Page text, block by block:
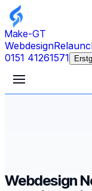
Make-GT
Webdesign
0151 41261571
Webdesign